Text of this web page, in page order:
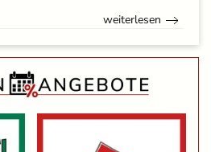
weiterlesen